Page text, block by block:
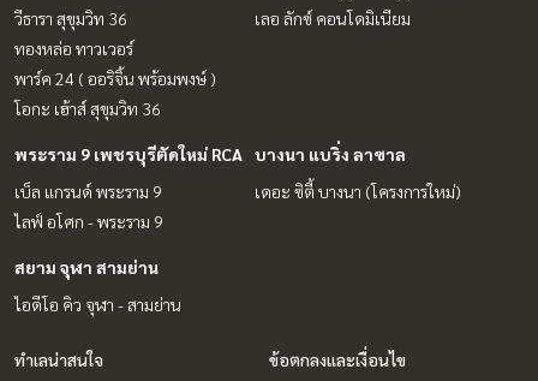
วีธารา สุขุมวิท 36
ทองหล่อ ทาวเวอร์
พาร์ค 24 ( ออริจิ้น พร้อมพงษ์ )
โอกะ เฮ้าส์ สุขุมวิท 36
เลอ ลักซ์ คอนโดมิเนียม
พระราม 9 เพชรบุรีตัดใหม่ RCA
เบ็ล แกรนด์ พระราม 9
ไลฟ์ อโศก - พระราม 9
บางนา แบริ่ง ลาซาล
เดอะ ซิตี้ บางนา (โครงการใหม่)
สยาม จุฬา สามย่าน
ไอดีโอ คิว จุฬา - สามย่าน
ทำเลน่าสนใจ ข้อตกลงและเงื่อนไข